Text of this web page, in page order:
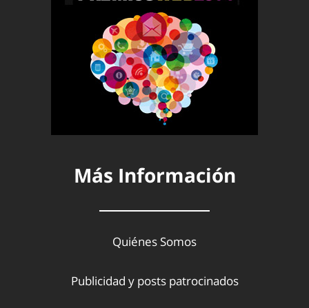
Más Información
Quiénes Somos
Publicidad y posts patrocinados